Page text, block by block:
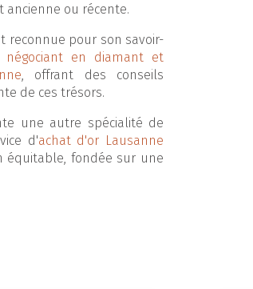
ancienne ou récente.
reconnue pour son savoir-
négociant en diamant et
, offrant des conseils
de ces trésors.
une autre spécialité de
d'achat d'or Lausanne
équitable, fondée sur une